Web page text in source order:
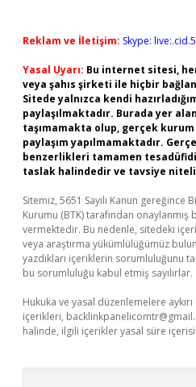
Reklam ve İletişim: Skype:
Yasal Uyarı: Bu internet sitesi,
veya şahıs şirketi ile hiçbir
Sitede yalnızca kendi
paylaşılmaktadır. Burada yer
taşımamakta olup, gerçek
paylaşım yapılmamaktadır.
benzerlikleri tamamen
taslak halindedir ve tavsiye
Sitemiz, 5651 Sayılı Kanun
Kurumu (BTK) tarafından onaylanmış
vermektedir. Bu nedenle, sitedeki
veya araştırma yükümlülüğümüz
yazdıkları içeriklerin sorumluluğunu
bu sorumluluğu kabul etmiş sayılırlar.
Hukuka ve yasal düzenlemelere
içerikleri,
halinde, ilgili içerikler yasal süre